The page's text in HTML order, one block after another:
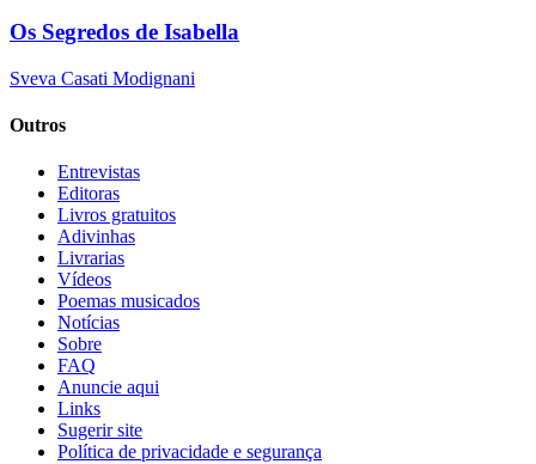
Os Segredos de Isabella
Sveva Casati Modignani
Outros
Entrevistas
Editoras
Livros gratuitos
Adivinhas
Livrarias
Vídeos
Poemas musicados
Notícias
Sobre
FAQ
Anuncie aqui
Links
Sugerir site
Política de privacidade e segurança